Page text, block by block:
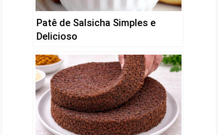
Patê de Salsicha Simples e
Delicioso